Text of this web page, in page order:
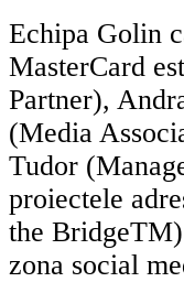
Echipa Golin
MasterCard
Partner),
(Media
Tudor
proiectele
the
zona social